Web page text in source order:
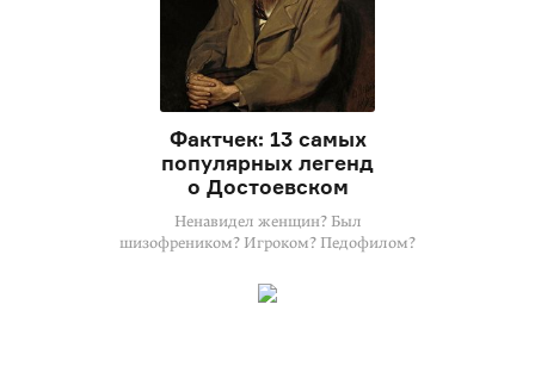
Фактчек: 13 самых
популярных легенд
о Достоевском
Ненавидел женщин? Был
шизофреником? Игроком? Педофилом?